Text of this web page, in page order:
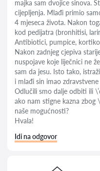
majka sam dvojice sinova.
cijepljenja. Mlađi primio
4 mjeseca života. Nakon
kod pedijatra (bronhitisi,
Antibiotici, pumpice,
Nakon zadnjeg cjepiva
nuspojave koje liječnici ne
sam da jesu. Isto tako,
i mlađi sin imao
Odlučili smo dalje odbiti ili
ako nam stigne kazna zbog
naše mogućnosti?
Hvala!
Idi na odgovor